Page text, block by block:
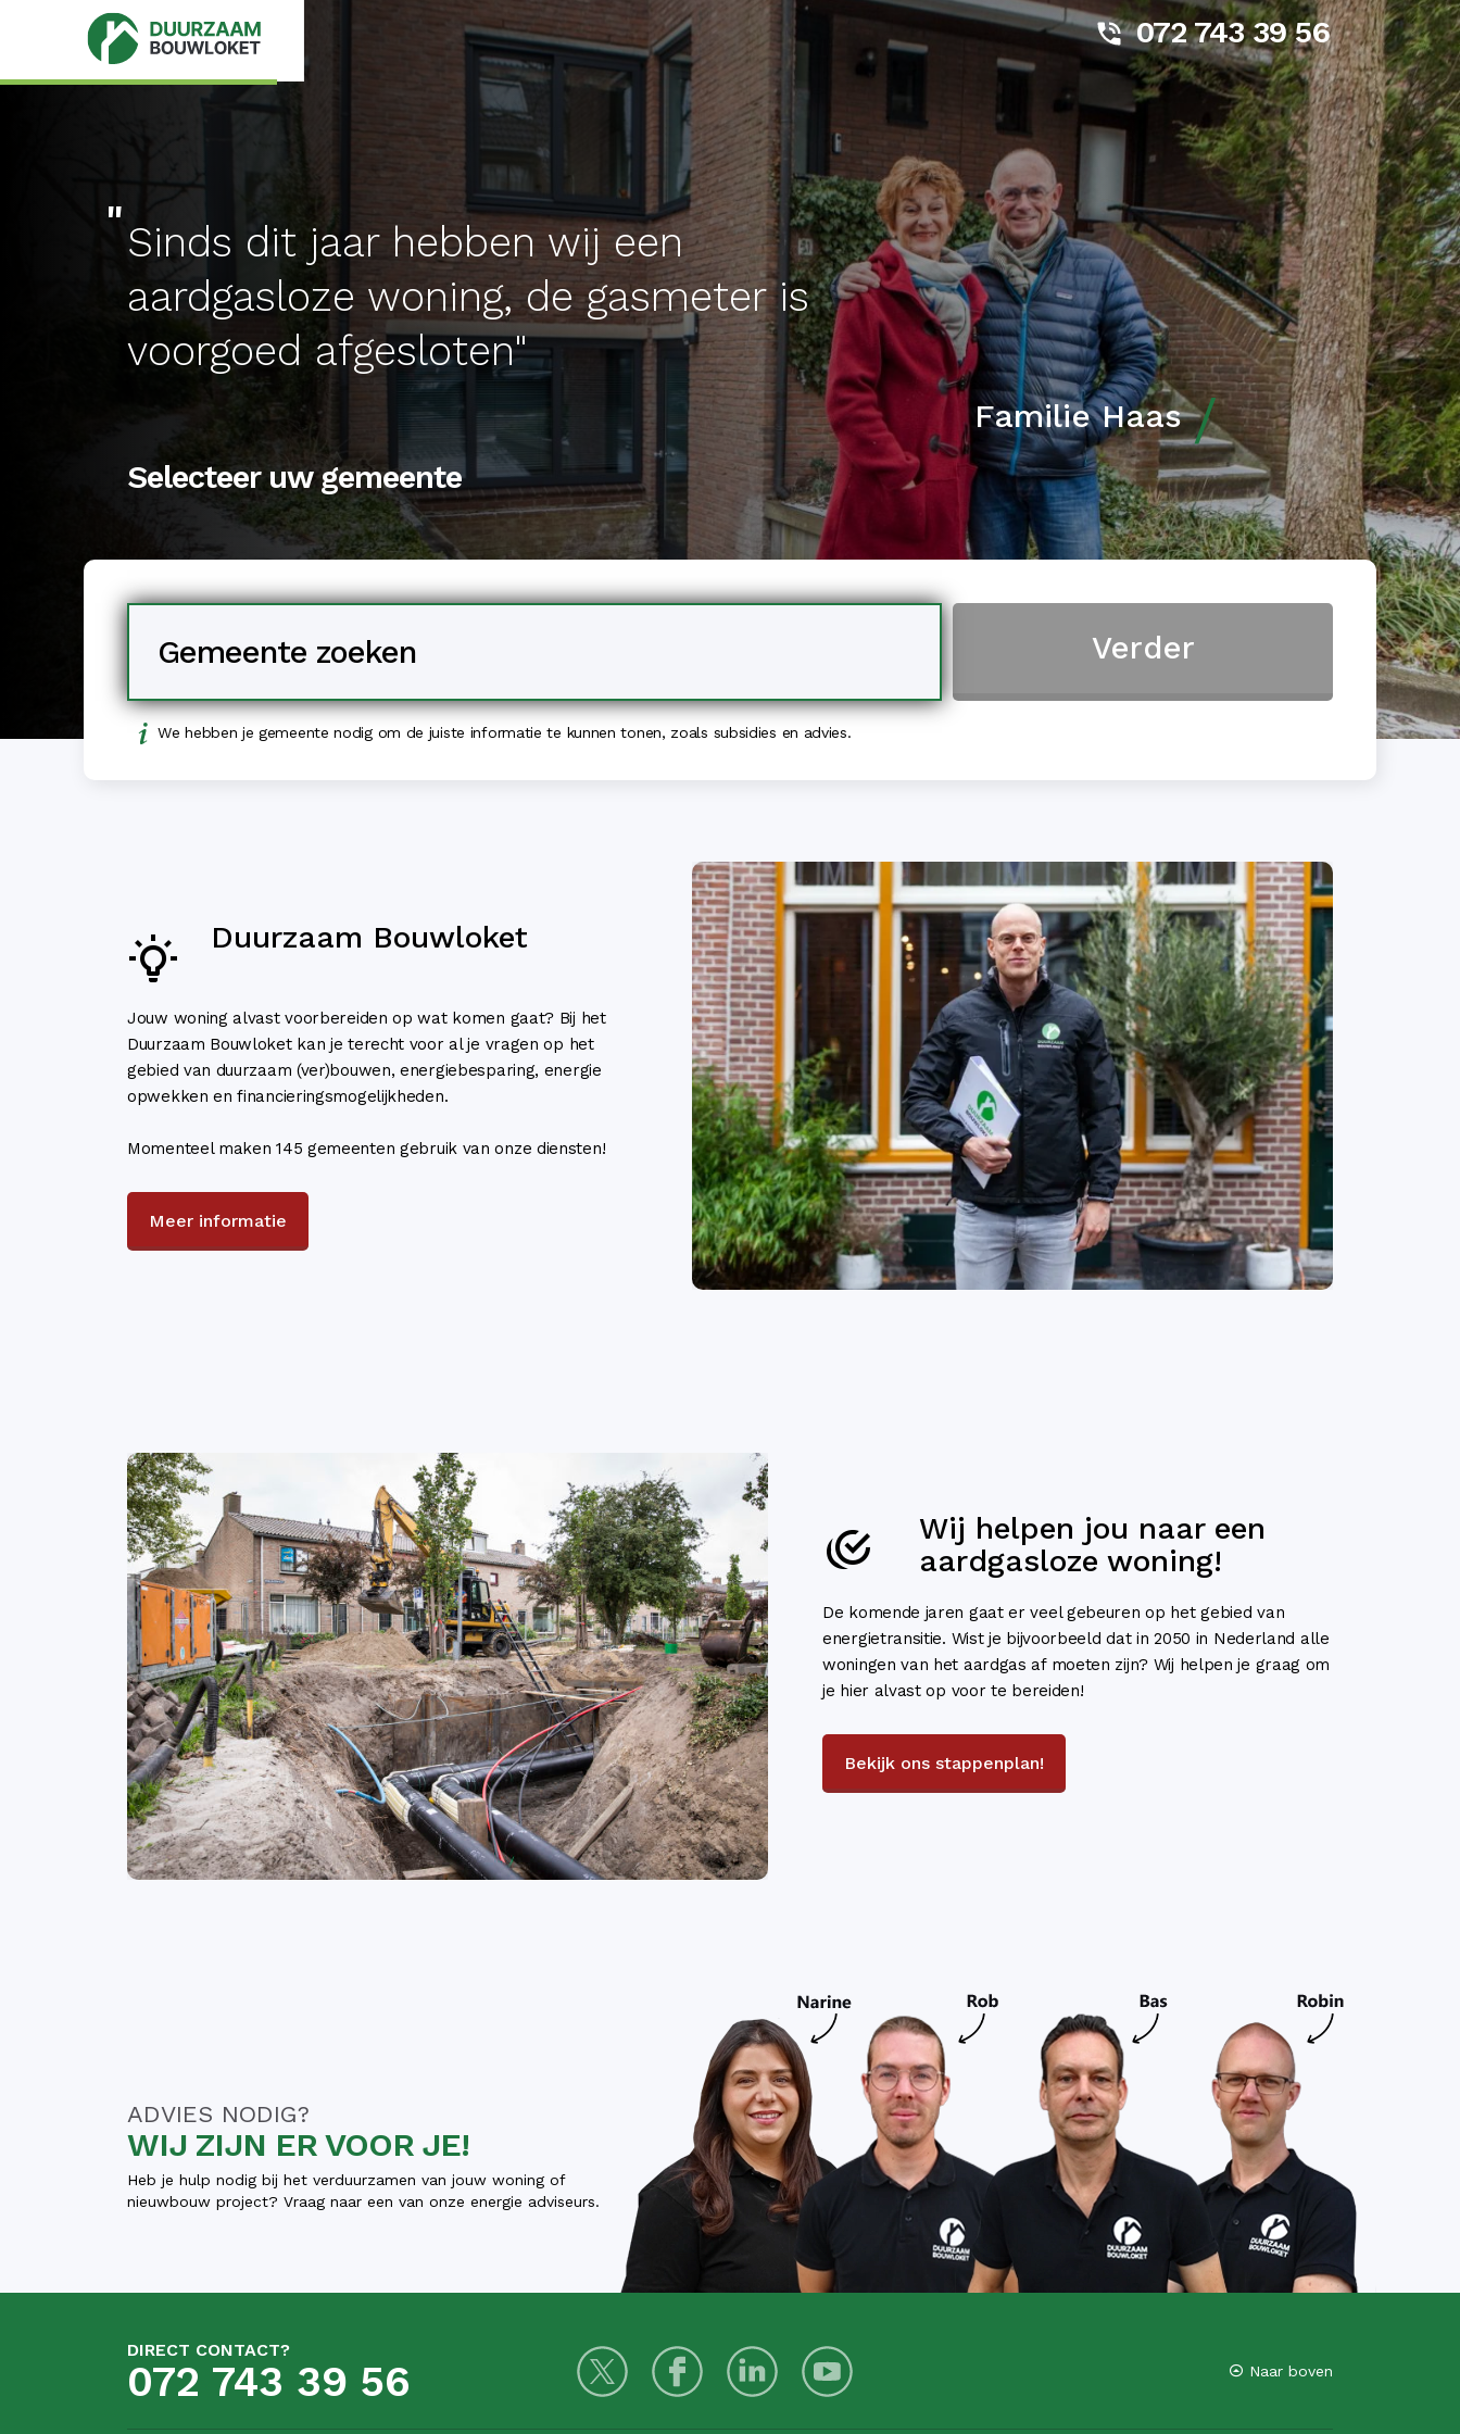
072 743 39 56
Sinds dit jaar hebben wij een
aardgasloze woning, de gasmeter is
voorgoed afgesloten"
Familie Haas
Selecteer uw gemeente
We hebben je gemeente nodig om de juiste informatie te kunnen tonen, zoals subsidies en advies.
Duurzaam Bouwloket
Jouw woning alvast voorbereiden op wat komen gaat? Bij het
Duurzaam Bouwloket kan je terecht voor al je vragen op het
gebied van duurzaam (ver)bouwen, energiebesparing, energie
opwekken en financieringsmogelijkheden.
Momenteel maken 145 gemeenten gebruik van onze diensten!
Meer informatie
Wij helpen jou naar een
aardgasloze woning!
De komende jaren gaat er veel gebeuren op het gebied van
energietransitie. Wist je bijvoorbeeld dat in 2050 in Nederland alle
woningen van het aardgas af moeten zijn? Wij helpen je graag om
je hier alvast op voor te bereiden!
Bekijk ons stappenplan!
ADVIES NODIG?
WIJ ZIJN ER VOOR JE!
Heb je hulp nodig bij het verduurzamen van jouw woning of
nieuwbouw project? Vraag naar een van onze energie adviseurs.
DIRECT CONTACT?
072 743 39 56 Naar boven